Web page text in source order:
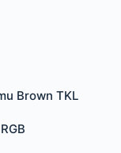
Brown TKL